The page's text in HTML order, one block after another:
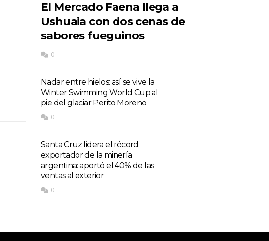
El Mercado Faena llega a
Ushuaia con dos cenas de
sabores fueguinos
0
Nadar entre hielos: así se vive la
Winter Swimming World Cup al
pie del glaciar Perito Moreno
0
Santa Cruz lidera el récord
exportador de la minería
argentina: aportó el 40% de las
ventas al exterior
0